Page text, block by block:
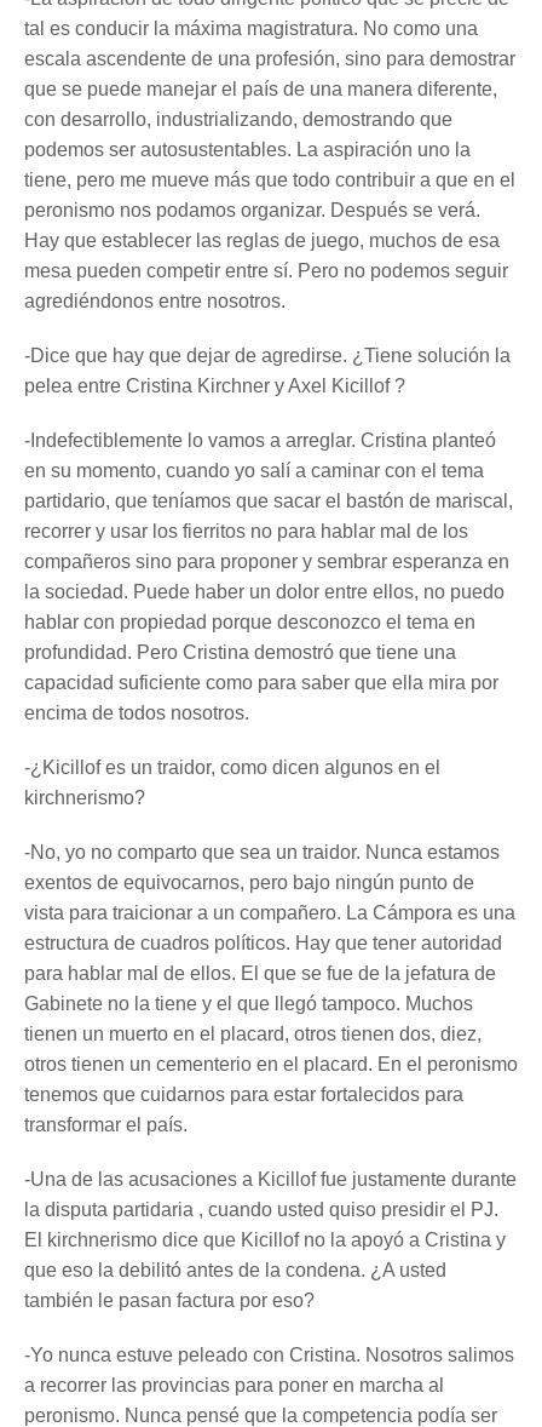
tal es conducir la máxima magistratura. No como una
escala ascendente de una profesión, sino para demostrar
que se puede manejar el país de una manera diferente,
con desarrollo, industrializando, demostrando que
podemos ser autosustentables. La aspiración uno la
tiene, pero me mueve más que todo contribuir a que en el
peronismo nos podamos organizar. Después se verá.
Hay que establecer las reglas de juego, muchos de esa
mesa pueden competir entre sí. Pero no podemos seguir
agrediéndonos entre nosotros.
-Dice que hay que dejar de agredirse. ¿Tiene solución la
pelea entre Cristina Kirchner y Axel Kicillof ?
-Indefectiblemente lo vamos a arreglar. Cristina planteó
en su momento, cuando yo salí a caminar con el tema
partidario, que teníamos que sacar el bastón de mariscal,
recorrer y usar los fierritos no para hablar mal de los
compañeros sino para proponer y sembrar esperanza en
la sociedad. Puede haber un dolor entre ellos, no puedo
hablar con propiedad porque desconozco el tema en
profundidad. Pero Cristina demostró que tiene una
capacidad suficiente como para saber que ella mira por
encima de todos nosotros.
-¿Kicillof es un traidor, como dicen algunos en el
kirchnerismo?
-No, yo no comparto que sea un traidor. Nunca estamos
exentos de equivocarnos, pero bajo ningún punto de
vista para traicionar a un compañero. La Cámpora es una
estructura de cuadros políticos. Hay que tener autoridad
para hablar mal de ellos. El que se fue de la jefatura de
Gabinete no la tiene y el que llegó tampoco. Muchos
tienen un muerto en el placard, otros tienen dos, diez,
otros tienen un cementerio en el placard. En el peronismo
tenemos que cuidarnos para estar fortalecidos para
transformar el país.
-Una de las acusaciones a Kicillof fue justamente durante
la disputa partidaria , cuando usted quiso presidir el PJ.
El kirchnerismo dice que Kicillof no la apoyó a Cristina y
que eso la debilitó antes de la condena. ¿A usted
también le pasan factura por eso?
-Yo nunca estuve peleado con Cristina. Nosotros salimos
a recorrer las provincias para poner en marcha al
peronismo. Nunca pensé que la competencia podía ser